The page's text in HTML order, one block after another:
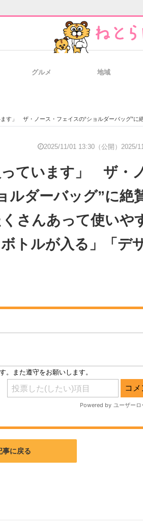
IT製品の技術・比較・事例
電子設計の基本と応用
グルメ 地域
・フェイスの“ショルダーバッグ”に絶賛の声 「ポケットがたくさんあって使いやすい」「水筒やペッ
2025/11/01 13:30（公開） 2025/
っています」 ザ・
ルダーバッグ”に絶
さんあって使いや
ボトルが入る」「デ
事に戻る